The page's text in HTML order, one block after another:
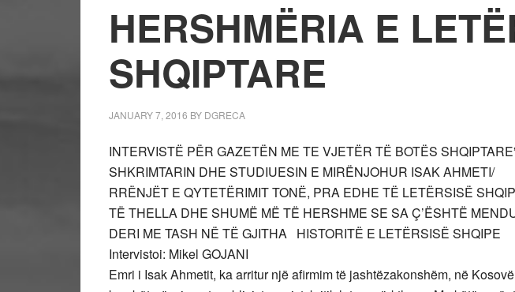
HERSHMËRIA E
SHQIPTARE
JANUARY 7, 2016 BY DGRECA
INTERVISTË PËR GAZETËN ME TE VJETËR TË BOTËS
SHKRIMTARIN DHE STUDIUESIN E MIRËNJOHUR ISAK AHMETI/
RRËNJËT E QYTETËRIMIT TONË, PRA EDHE TË LETËRSISË
TË THELLA DHE SHUMË MË TË HERSHME SE SA Ç’ËSHTË
DERI ME TASH NË TË GJITHA HISTORITË E LETËRSISË SHQIPE
Intervistoi: Mikel GOJANI
Emri i Isak Ahmetit, ka arritur një afirmim të jashtëzakonshëm, në